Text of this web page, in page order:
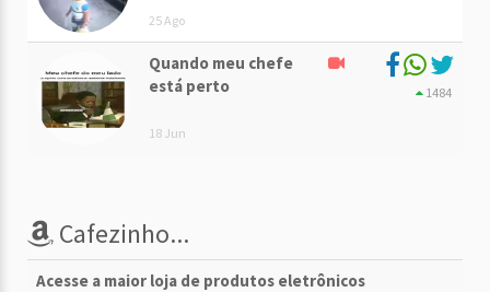
25 Ago
Quando meu chefe
está perto
18 Jun
1484
Cafezinho...
Acesse a maior loja de produtos eletrônicos